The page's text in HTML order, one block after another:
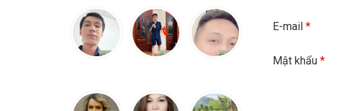
E-mail *
Mật khẩu *